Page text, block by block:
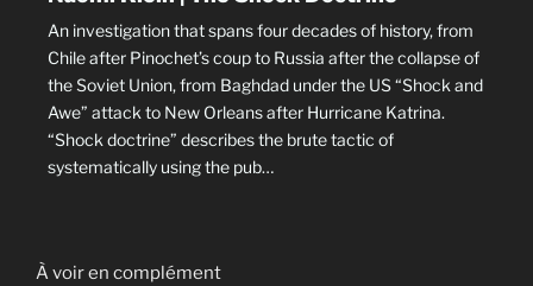
An investigation that spans four decades of history, from
Chile after Pinochet’s coup to Russia after the collapse of
the Soviet Union, from Baghdad under the US “Shock and
Awe” attack to New Orleans after Hurricane Katrina.
“Shock doctrine” describes the brute tactic of
systematically using the pub…
À voir en complément